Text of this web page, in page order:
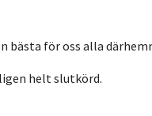
bästa för oss alla
helt slutkörd.